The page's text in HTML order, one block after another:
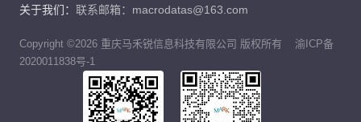
关于我们： 联系邮箱：macrodatas@163.com
Copyright ©2026 重庆马禾锐信息科技有限公司 版权所有
渝ICP备
2020011838号-1